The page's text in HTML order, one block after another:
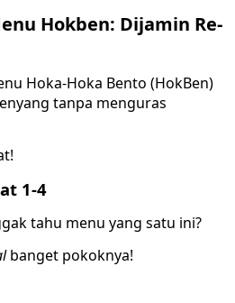
Hokben: Dijamin Re-
Hoka-Hoka Bento (HokBen)
tanpa menguras
1-4
tahu menu yang satu ini?
banget pokoknya!